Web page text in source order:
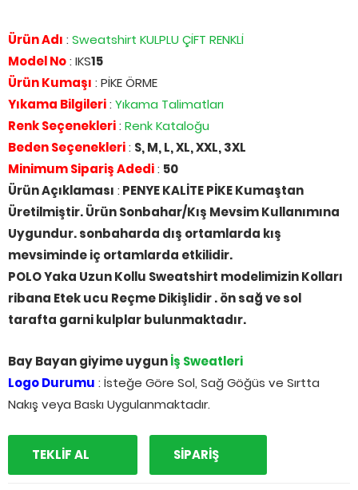
Ürün Adı : Sweatshirt KULPLU ÇİFT RENKLİ
Model No: IKS15
Ürün Kumaşı : PİKE ÖRME
Yıkama Bilgileri: Yıkama Talimatları
Renk Seçenekleri: Renk Kataloğu
Beden Seçenekleri: S, M, L, XL, XXL, 3XL
Minimum Sipariş Adedi: 50
Ürün Açıklaması : PENYE KALİTE PİKE Kumaştan
Üretilmiştir. Ürün Sonbahar/Kış Mevsim Kullanımına
Uygundur. sonbaharda dış ortamlarda kış
mevsiminde iç ortamlarda etkilidir.
POLO Yaka Uzun Kollu Sweatshirt modelimizin Kolları
ribana Etek ucu Reçme Dikişlidir . ön sağ ve sol
tarafta garni kulplar bulunmaktadır.
Bay Bayan giyime uygunİş Sweatleri
Logo Durumu : İsteğe Göre Sol, Sağ Göğüs ve Sırtta
Nakış veya Baskı Uygulanmaktadır.
TEKLİF AL SİPARİŞ